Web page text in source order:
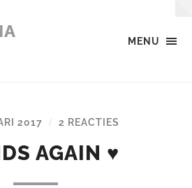
MENU
2017 / 2 REACTIES
AGAIN ♥